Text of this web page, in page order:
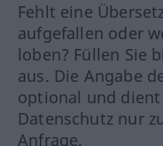
Fehlt eine
aufgefallen oder
loben? Füllen Sie
aus. Die Angabe
optional und
Datenschutz nur
Anfrage.